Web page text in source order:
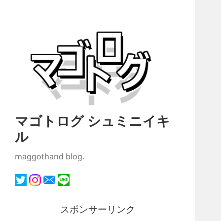
マゴトログ シュミニイキ
ル
maggothand blog.
スポンサーリンク